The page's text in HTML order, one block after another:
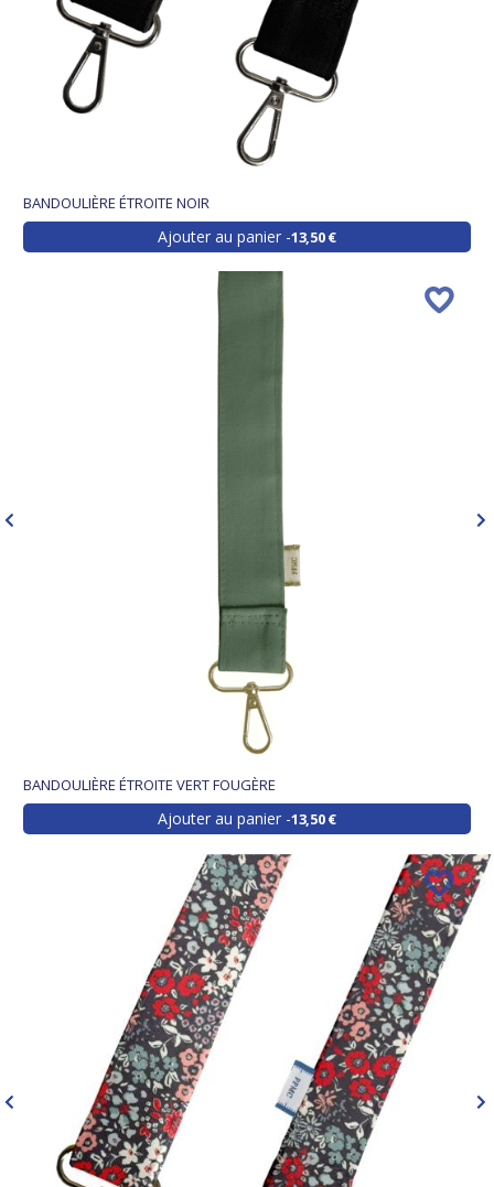
BANDOULIÈRE ÉTROITE NOIR
Ajouter au panier 13,50 €
BANDOULIÈRE ÉTROITE VERT FOUGÈRE
Ajouter au panier 13,50 €